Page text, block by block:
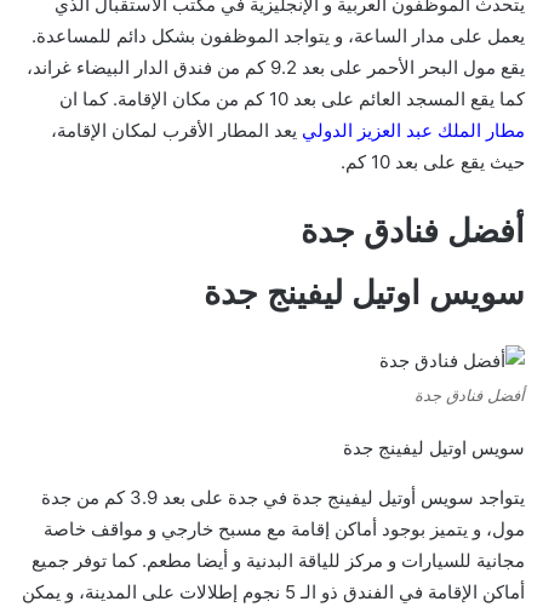
يعمل على مدار الساعة، و يتواجد الموظفون بشكل دائم للمساعدة.
يقع مول البحر الأحمر على بعد 9.2 كم من فندق الدار البيضاء غراند،
كما يقع المسجد العائم على بعد 10 كم من مكان الإقامة. كما ان
مطار الملك عبد العزيز الدولي يعد المطار الأقرب لمكان الإقامة،
حيث يقع على بعد 10 كم.
أفضل فنادق جدة
سويس اوتيل ليفينج جدة
أفضل فنادق جدة
سويس اوتيل ليفينج جدة
يتواجد سويس أوتيل ليفينج جدة في جدة على بعد 3.9 كم من جدة
مول، و يتميز بوجود أماكن إقامة مع مسبح خارجي و مواقف خاصة
مجانية للسيارات و مركز للياقة البدنية و أيضا مطعم. كما توفر جميع
أماكن الإقامة في الفندق ذو الـ 5 نجوم إطلالات على المدينة، و يمكن